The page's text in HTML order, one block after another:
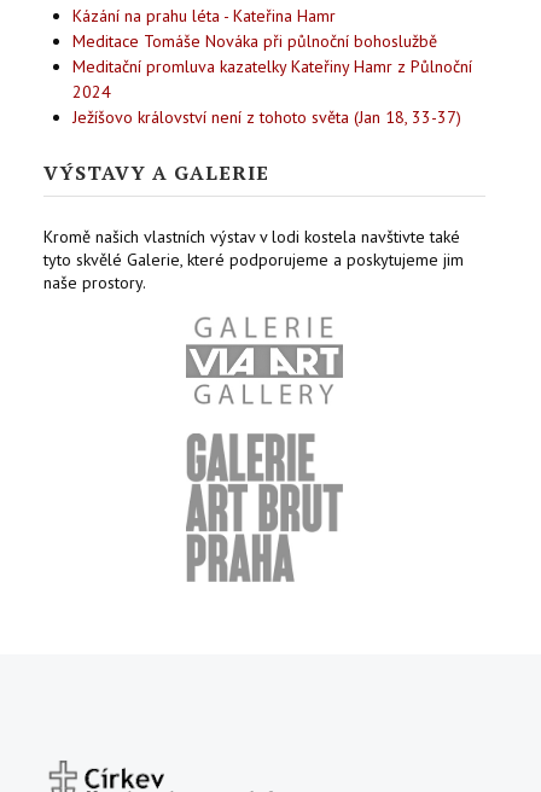
Kázání na prahu léta - Kateřina Hamr
Meditace Tomáše Nováka při půlnoční bohoslužbě
Meditační promluva kazatelky Kateřiny Hamr z Půlnoční
2024
Ježíšovo království není z tohoto světa (Jan 18, 33-37)
VÝSTAVY A GALERIE
Kromě našich vlastních výstav v lodi kostela navštivte také
tyto skvělé Galerie, které podporujeme a poskytujeme jim
naše prostory.